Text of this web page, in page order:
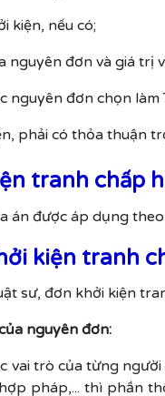
kiện, nếu có;
nguyên đơn và giá trị
nguyên đơn chọn
phải có thỏa thuận
tranh chấp
án được áp dụng
kiện tranh
sư, đơn khởi kiện
nguyên đơn:
vai trò của từng
pháp,... thì phần